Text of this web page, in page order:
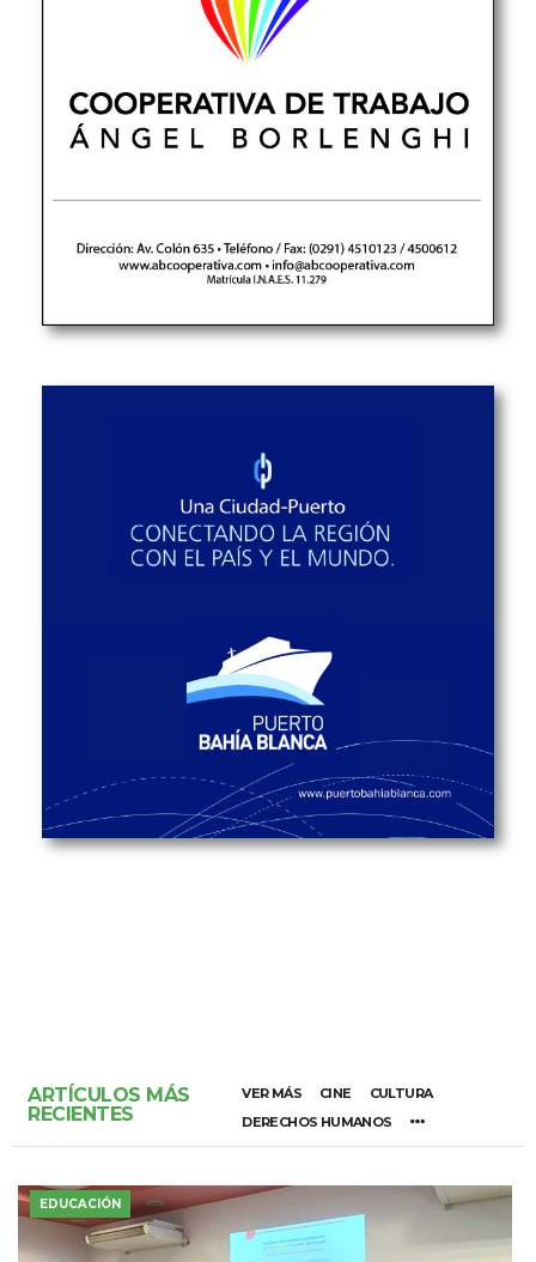
ARTÍCULOS MÁS
RECIENTES
VER MÁS CINE
CULTURA
DERECHOS HUMANOS
EDUCACIÓN